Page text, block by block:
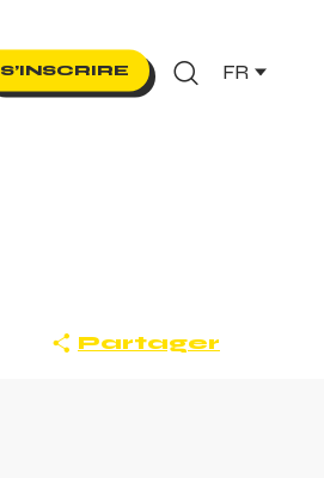
S’INSCRIRE FR
Partager